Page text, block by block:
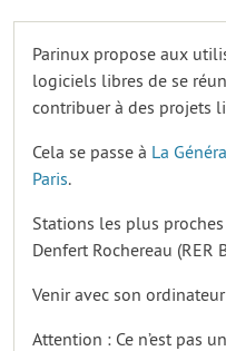
Parinux propose aux
logiciels libres de se
contribuer à des projets
Cela se passe à La
Paris.
Stations les plus
Denfert Rochereau (RER
Venir avec son
Attention : Ce n’est pas